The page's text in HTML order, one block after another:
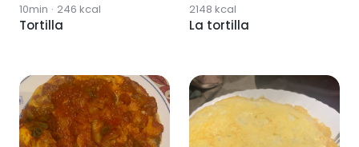
10min · 246 kcal
Tortilla
2148 kcal
La tortilla